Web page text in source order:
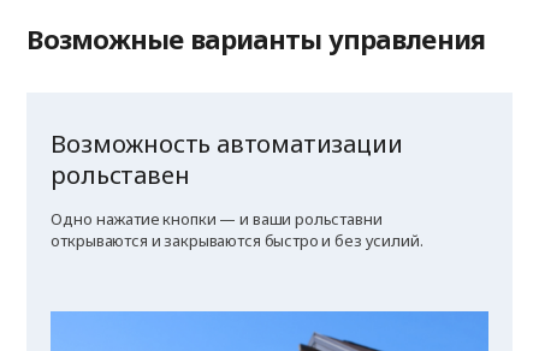
Возможные варианты управления
Возможность автоматизации
рольставен
Одно нажатие кнопки — и ваши рольставни
открываются и закрываются быстро и без усилий.